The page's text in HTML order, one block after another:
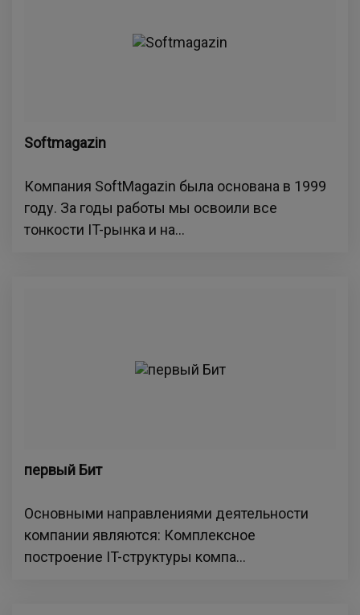
Softmagazin
Компания SoftMagazin была основана в 1999
году. За годы работы мы освоили все
тонкости IT-рынка и на...
первый Бит
Основными направлениями деятельности
компании являются: Комплексное
построение IT-структуры компа...